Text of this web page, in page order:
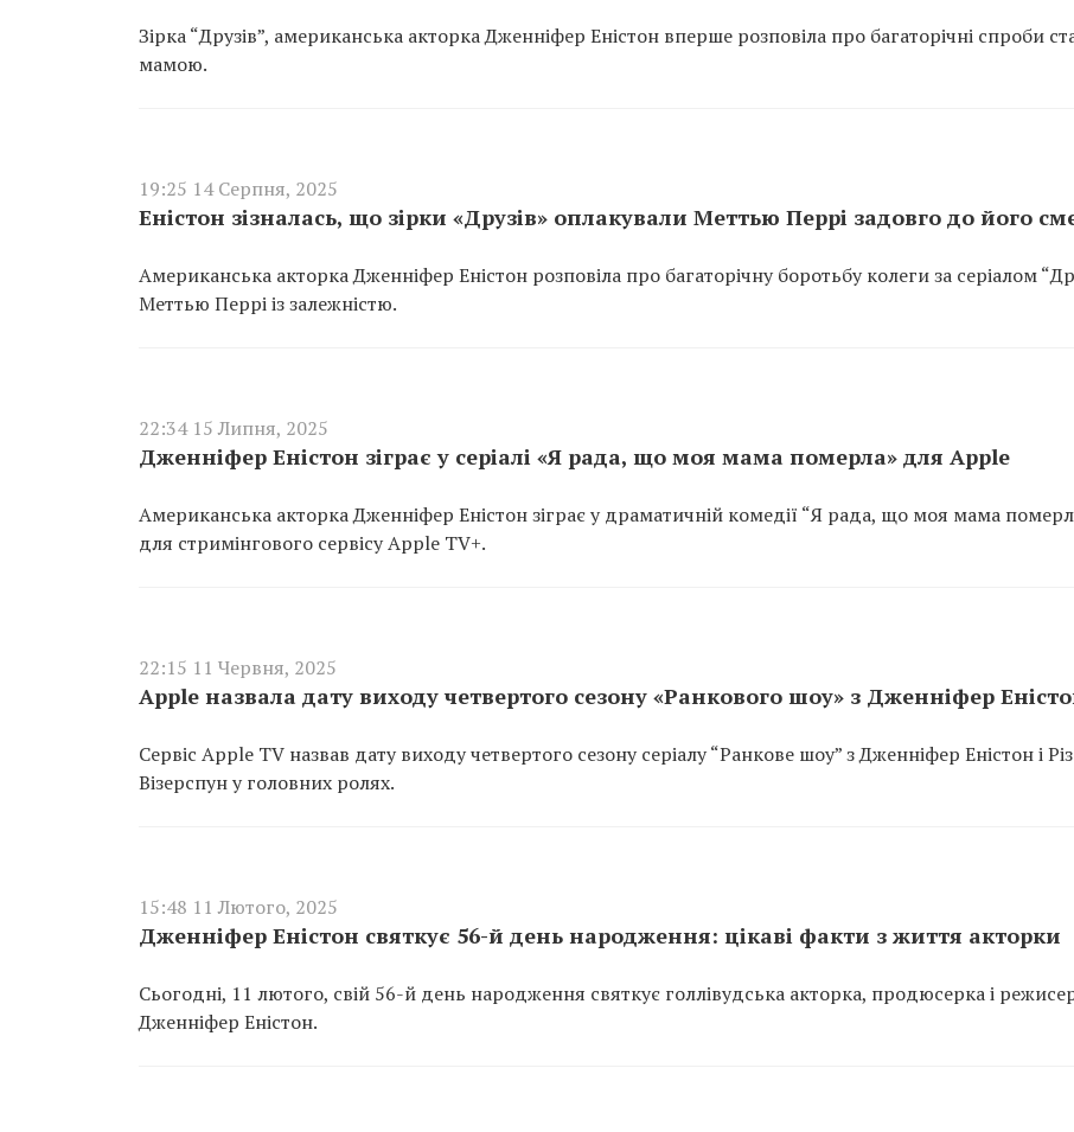
Зірка “Друзів”, американська акторка Дженніфер Еністон вперше розповіла про багаторічні спроби
мамою.
19:25 14 Серпня, 2025
Еністон зізналась, що зірки «Друзів» оплакували Меттью Перрі задовго до його
Американська акторка Дженніфер Еністон розповіла про багаторічну боротьбу колеги за серіалом
Меттью Перрі із залежністю.
22:34 15 Липня, 2025
Дженніфер Еністон зіграє у серіалі «Я рада, що моя мама померла» для Apple
Американська акторка Дженніфер Еністон зіграє у драматичній комедії “Я рада, що моя мама
для стримінгового сервісу Apple TV+.
22:15 11 Червня, 2025
Apple назвала дату виходу четвертого сезону «Ранкового шоу» з Дженніфер
Сервіс Apple TV назвав дату виходу четвертого сезону серіалу “Ранкове шоу” з Дженніфер Еністон і Різ
Візерспун у головних ролях.
15:48 11 Лютого, 2025
Дженніфер Еністон святкує 56-й день народження: цікаві факти з життя акторки
Сьогодні, 11 лютого, свій 56-й день народження святкує голлівудська акторка, продюсерка і
Дженніфер Еністон.